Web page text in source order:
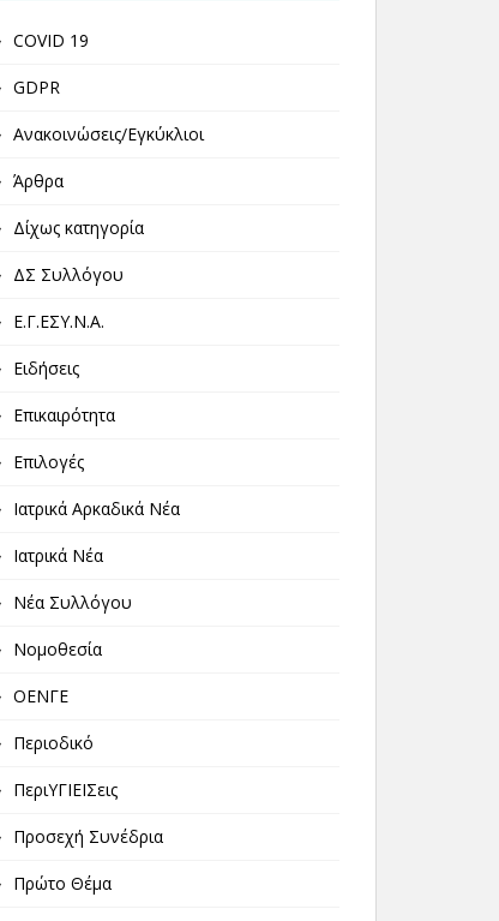
COVID 19
GDPR
Ανακοινώσεις/Εγκύκλιοι
Άρθρα
Δίχως κατηγορία
ΔΣ Συλλόγου
Ε.Γ.ΕΣΥ.Ν.Α.
Ειδήσεις
Επικαιρότητα
Επιλογές
Ιατρικά Αρκαδικά Νέα
Ιατρικά Νέα
Νέα Συλλόγου
Νομοθεσία
ΟΕΝΓΕ
Περιοδικό
ΠεριΥΓΙΕΙΣεις
Προσεχή Συνέδρια
Πρώτο Θέμα